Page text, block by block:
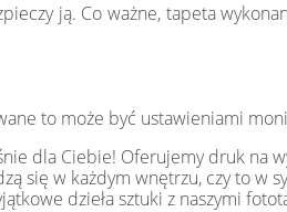
ją. Co ważne, tapeta
to może być ustawieniami
dla Ciebie! Oferujemy druk na
się w każdym wnętrzu, czy to w
dzieła sztuki z naszymi